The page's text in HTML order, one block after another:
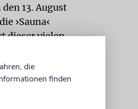
13. August
›Sauna‹
dieser vielen
zu
ich
wurde
die
finden